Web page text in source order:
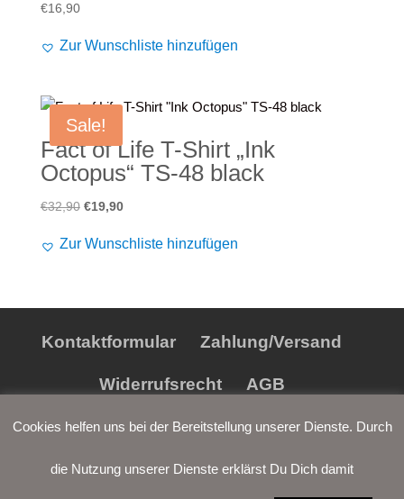
€16,90
Zur Wunschliste hinzufügen
Sale!
Fact of Life T-Shirt „Ink
Octopus“ TS-48 black
€32,90 Ursprünglicher
war:
€19,90Aktueller
ist:
Zur Wunschliste hinzufügen
Kontaktformular Zahlung/Versand
Widerrufsrecht AGB
Datenschutz Impressum
Cookies helfen uns bei der Bereitstellung unserer Dienste. Durch
die Nutzung unserer Dienste erklärst Du Dich damit